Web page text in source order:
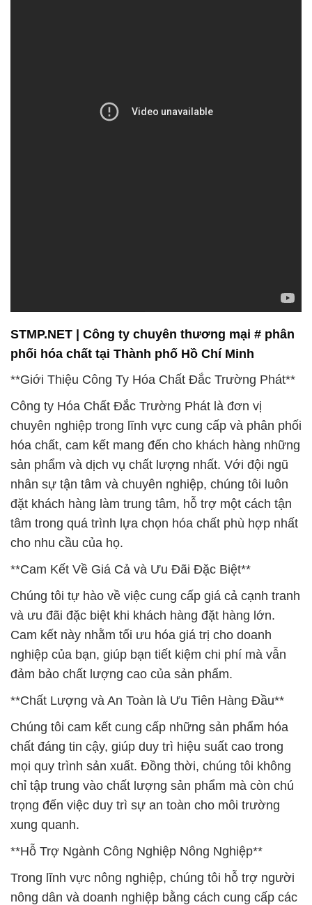
STMP.NET | Công ty chuyên thương mại # phân
phối hóa chất tại Thành phố Hồ Chí Minh
**Giới Thiệu Công Ty Hóa Chất Đắc Trường Phát**
Công ty Hóa Chất Đắc Trường Phát là đơn vị
chuyên nghiệp trong lĩnh vực cung cấp và phân phối
hóa chất, cam kết mang đến cho khách hàng những
sản phẩm và dịch vụ chất lượng nhất. Với đội ngũ
nhân sự tận tâm và chuyên nghiệp, chúng tôi luôn
đặt khách hàng làm trung tâm, hỗ trợ một cách tận
tâm trong quá trình lựa chọn hóa chất phù hợp nhất
cho nhu cầu của họ.
**Cam Kết Về Giá Cả và Ưu Đãi Đặc Biệt**
Chúng tôi tự hào về việc cung cấp giá cả cạnh tranh
và ưu đãi đặc biệt khi khách hàng đặt hàng lớn.
Cam kết này nhằm tối ưu hóa giá trị cho doanh
nghiệp của bạn, giúp bạn tiết kiệm chi phí mà vẫn
đảm bảo chất lượng cao của sản phẩm.
**Chất Lượng và An Toàn là Ưu Tiên Hàng Đầu**
Chúng tôi cam kết cung cấp những sản phẩm hóa
chất đáng tin cậy, giúp duy trì hiệu suất cao trong
mọi quy trình sản xuất. Đồng thời, chúng tôi không
chỉ tập trung vào chất lượng sản phẩm mà còn chú
trọng đến việc duy trì sự an toàn cho môi trường
xung quanh.
**Hỗ Trợ Ngành Công Nghiệp Nông Nghiệp**
Trong lĩnh vực nông nghiệp, chúng tôi hỗ trợ người
nông dân và doanh nghiệp bằng cách cung cấp các